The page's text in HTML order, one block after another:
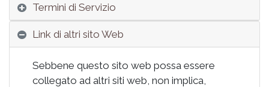
Termini di Servizio
Link di altri sito Web
Sebbene questo sito web possa essere
collegato ad altri siti web, non implica,